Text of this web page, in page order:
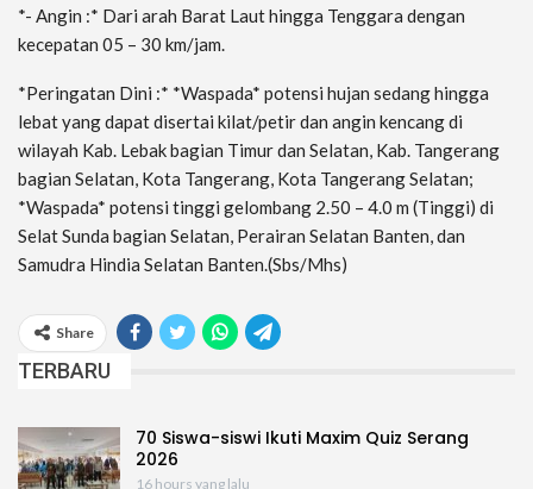
*- Angin :* Dari arah Barat Laut hingga Tenggara dengan
kecepatan 05 – 30 km/jam.
*Peringatan Dini :* *Waspada* potensi hujan sedang hingga
lebat yang dapat disertai kilat/petir dan angin kencang di
wilayah Kab. Lebak bagian Timur dan Selatan, Kab. Tangerang
bagian Selatan, Kota Tangerang, Kota Tangerang Selatan;
*Waspada* potensi tinggi gelombang 2.50 – 4.0 m (Tinggi) di
Selat Sunda bagian Selatan, Perairan Selatan Banten, dan
Samudra Hindia Selatan Banten.(Sbs/Mhs)
Share
TERBARU
70 Siswa-siswi Ikuti Maxim Quiz Serang
2026
16 hours yang lalu